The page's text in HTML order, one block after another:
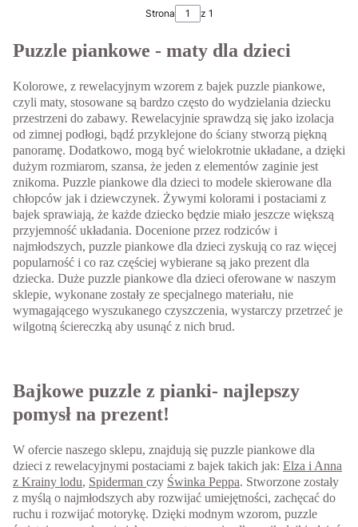
Strona z 1
Puzzle piankowe - maty dla dzieci
Kolorowe, z rewelacyjnym wzorem z bajek puzzle piankowe,
czyli maty, stosowane są bardzo często do wydzielania dziecku
przestrzeni do zabawy. Rewelacyjnie sprawdzą się jako izolacja
od zimnej podłogi, bądź przyklejone do ściany stworzą piękną
panoramę. Dodatkowo, mogą być wielokrotnie układane, a dzięki
dużym rozmiarom, szansa, że jeden z elementów zaginie jest
znikoma. Puzzle piankowe dla dzieci to modele skierowane dla
chłopców jak i dziewczynek. Żywymi kolorami i postaciami z
bajek sprawiają, że każde dziecko będzie miało jeszcze większą
przyjemność układania. Docenione przez rodziców i
najmłodszych, puzzle piankowe dla dzieci zyskują co raz więcej
popularność i co raz częściej wybierane są jako prezent dla
dziecka. Duże puzzle piankowe dla dzieci oferowane w naszym
sklepie, wykonane zostały ze specjalnego materiału, nie
wymagającego wyszukanego czyszczenia, wystarczy przetrzeć je
wilgotną ściereczką aby usunąć z nich brud.
Bajkowe puzzle z pianki- najlepszy
pomysł na prezent!
W ofercie naszego sklepu, znajdują się puzzle piankowe dla
dzieci z rewelacyjnymi postaciami z bajek takich jak: Elza i Anna
z Krainy lodu, Spiderman czy Świnka Peppa. Stworzone zostały
z myślą o najmłodszych aby rozwijać umiejętności, zachęcać do
ruchu i rozwijać motorykę. Dzięki modnym wzorom, puzzle